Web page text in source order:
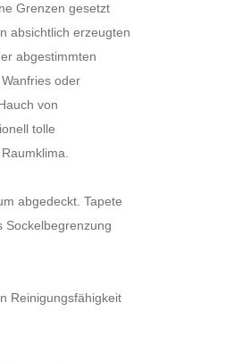
Grenzen gesetzt
absichtlich erzeugten
abgestimmten
oder
von
tolle
abgedeckt. Tapete
Sockelbegrenzung
Reinigungsfähigkeit